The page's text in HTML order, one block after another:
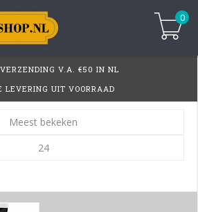
0
V.A. €50 IN NL
LEVERING UIT VOORRAAD
Meest bekeken
24